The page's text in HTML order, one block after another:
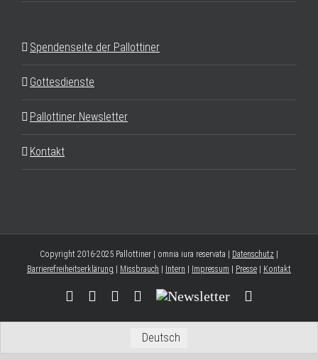
Spendenseite der Pallottiner
Gottesdienste
Pallottiner Newsletter
Kontakt
Copyright 2016-2025 Pallottiner | omnia iura reservata | Datenschutz |
Barrierefreiheitserklärung | Missbrauch | Intern | Impressum | Presse | Kontakt
FacebookYouTubeInstagram
Threads
Newsletter
Deutsch